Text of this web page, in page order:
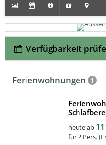
Verfügbarkeit
Ferienwohnungen 1
heute ab
für 2 Pers.